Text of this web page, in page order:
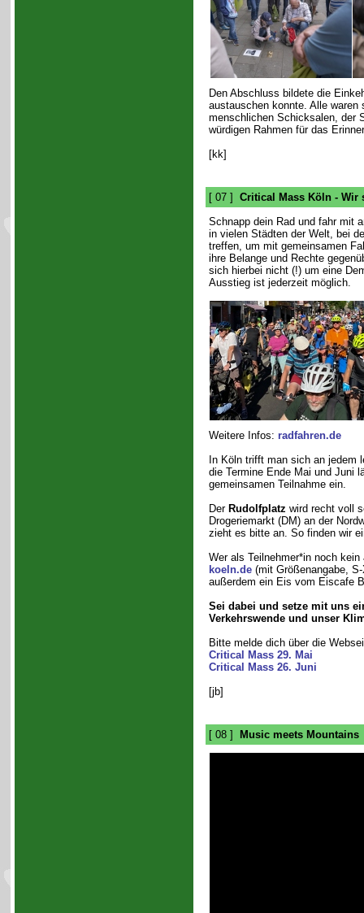
Den Abschluss bildete die
austauschen konnte. Alle
menschlichen Schicksalen, der
würdigen Rahmen für das
[kk]
[ 07 ] Critical Mass Köln - Wir
Schnapp dein Rad und fahr mit
in vielen Städten der Welt, bei
treffen, um mit gemeinsamen
ihre Belange und Rechte
sich hierbei nicht (!) um eine
Ausstieg ist jederzeit möglich.
Weitere Infos: radfahren.de
In Köln trifft man sich an jedem
die Termine Ende Mai und Juni
gemeinsamen Teilnahme ein.
Der Rudolfplatz wird recht voll
Drogeriemarkt (DM) an der
zieht es bitte an. So finden wir
Wer als Teilnehmer*in noch kein
koeln.de(mit Größenangabe,
außerdem ein Eis vom Eiscafe
Sei dabei und setze mit uns
Verkehrswende und unser
Bitte melde dich über die
Critical Mass 29. Mai
Critical Mass 26. Juni
[jb]
[ 08 ] Music meets Mountains